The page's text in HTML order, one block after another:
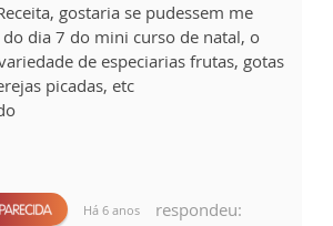
gostaria se pudessem me
dia 7 do mini curso de natal, o
de especiarias frutas, gotas
picadas, etc
Há 6 anos
respondeu: